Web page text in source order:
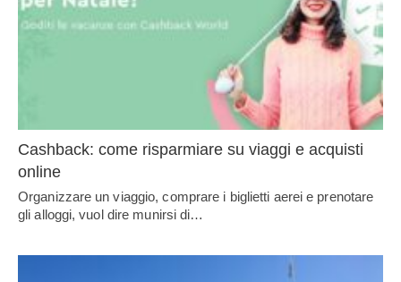
Cashback: come risparmiare su viaggi e acquisti
online
Organizzare un viaggio, comprare i biglietti aerei e prenotare
gli alloggi, vuol dire munirsi di…